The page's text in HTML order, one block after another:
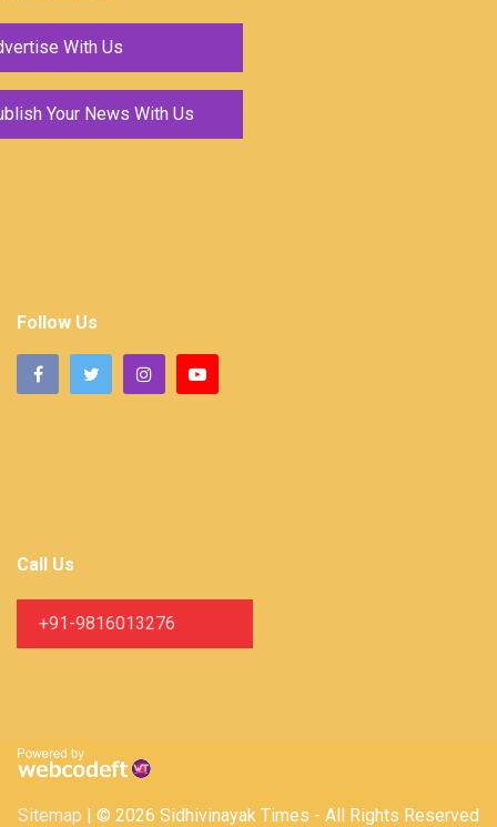
With Us
Your News With Us
Follow Us
Call Us
+91-9816013276
Sitemap | © 2026 Sidhivinayak Times - All Rights Reserved